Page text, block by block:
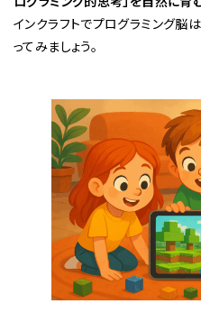
インクラフトでプログラミング
ってみましょう。